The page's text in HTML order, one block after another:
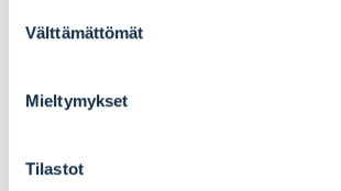
valinta
Välttämättömät
Mieltymykset
Tilastot
vuoden aikana kiinteistöjen
ja pahin lasku niiden arvoissa
takana päin. Kiinteistöt antavat
inflaatiosuojan, mikäli inflaatio
liikekiinteistö-, logistiikka- ja